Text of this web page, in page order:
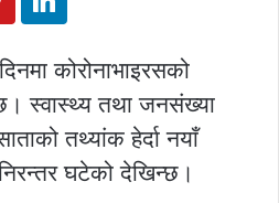
कोरोनाभाइरसको
स्वास्थ्य तथा जनसंख्या
तथ्यांक हेर्दा नयाँ
घटेको देखिन्छ।